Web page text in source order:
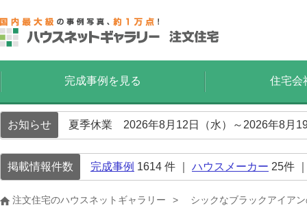
完成事例を見る 住宅会
お知らせ 夏季休業 2026年8月12日（水）～2026年8月
掲載情報件数 完成事例 1614 件 ｜ ハウスメーカー 25件
注文住宅のハウスネットギャラリー シックなブラックアイア